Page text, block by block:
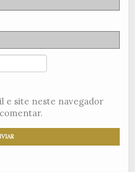
e site neste navegador